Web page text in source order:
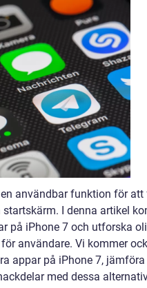
användbar funktion för
I denna artikel
på iPhone 7 och utforska
användare. Vi kommer
appar på iPhone 7,
med dessa